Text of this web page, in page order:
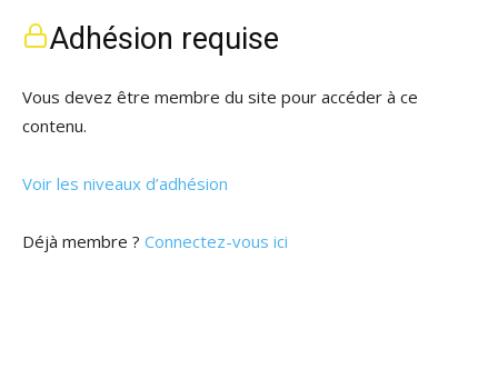
Adhésion requise
Vous devez être membre du site pour accéder à ce
contenu.
Voir les niveaux d’adhésion
Déjà membre ? Connectez-vous ici